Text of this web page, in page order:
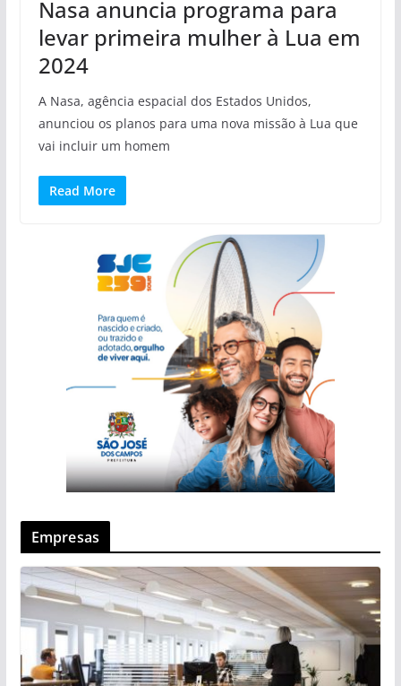
Nasa anuncia programa para
levar primeira mulher à Lua em
2024
A Nasa, agência espacial dos Estados Unidos,
anunciou os planos para uma nova missão à Lua que
vai incluir um homem
Read More
Empresas